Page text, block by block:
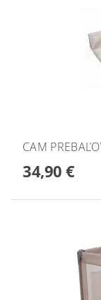
CAM
34,90 €